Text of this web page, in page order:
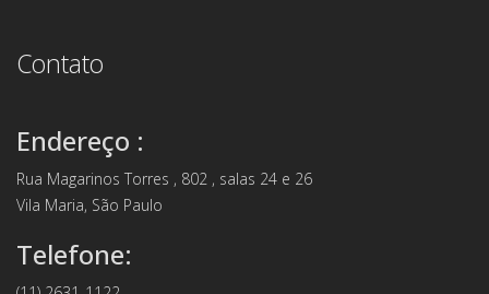
Contato
Endereço :
Rua Magarinos Torres , 802 , salas 24 e 26
Vila Maria, São Paulo
Telefone: